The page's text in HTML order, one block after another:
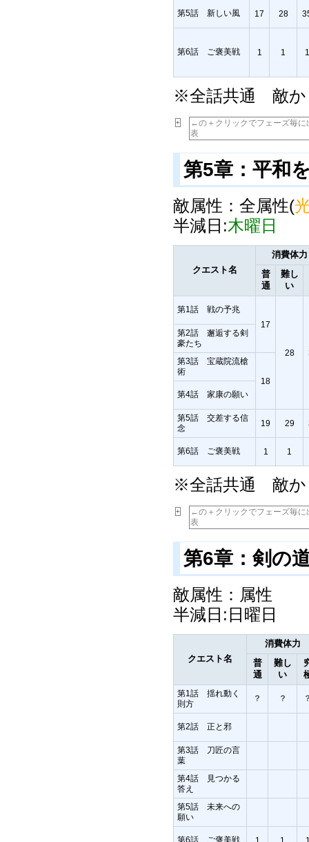
第5話 新しい風 17 28
第6話 ご褒美戦 1 1 1
※全話共通 敵か
+
←の＋クリックでフェーズ毎に
表
第5章：平和
敵属性：全属性(
半減日:木曜日
クエスト名
消費体力
普
通
難し
い
第1話 戦の予兆
17
28
第2話 邂逅する剣
豪たち
第3話 宝蔵院流槍
術
18
第4話 家康の願い
第5話 交差する信
念
19 29
第6話 ご褒美戦 1 1
※全話共通 敵か
+
←の＋クリックでフェーズ毎に
表
第6章：剣の
敵属性：属性
半減日: 日曜日
クエスト名
消費体力
普
通
難し
い
第1話 揺れ動く
則方
？ ？
第2話 正と邪
第3話 刀匠の言
葉
第4話 見つかる
答え
第5話 未来への
願い
第6話 ご褒美戦